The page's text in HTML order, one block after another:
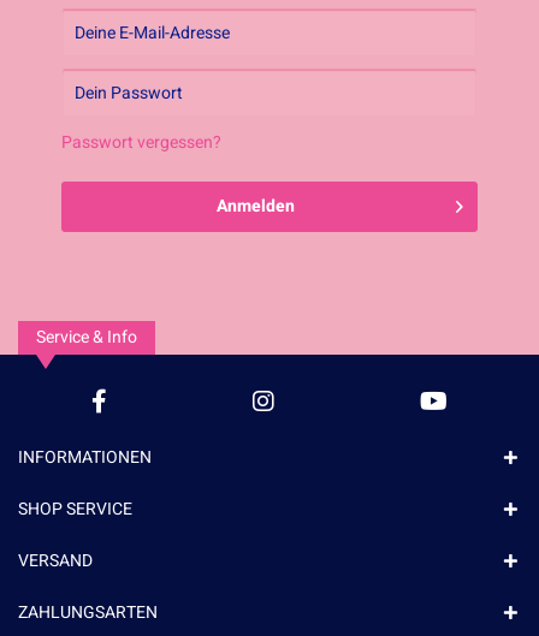
Passwort vergessen?
Anmelden
Service & Info
INFORMATIONEN
SHOP SERVICE
VERSAND
ZAHLUNGSARTEN